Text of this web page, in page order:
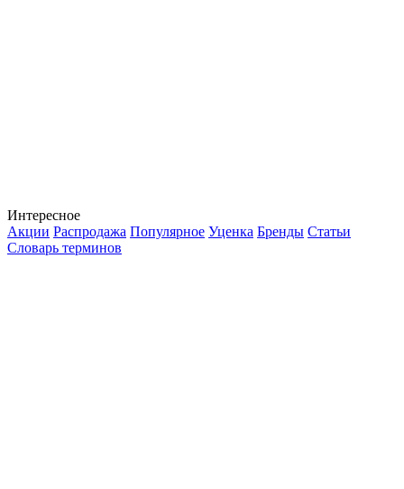
Интересное
Акции Распродажа Популярное Уценка Бренды Статьи
Словарь терминов